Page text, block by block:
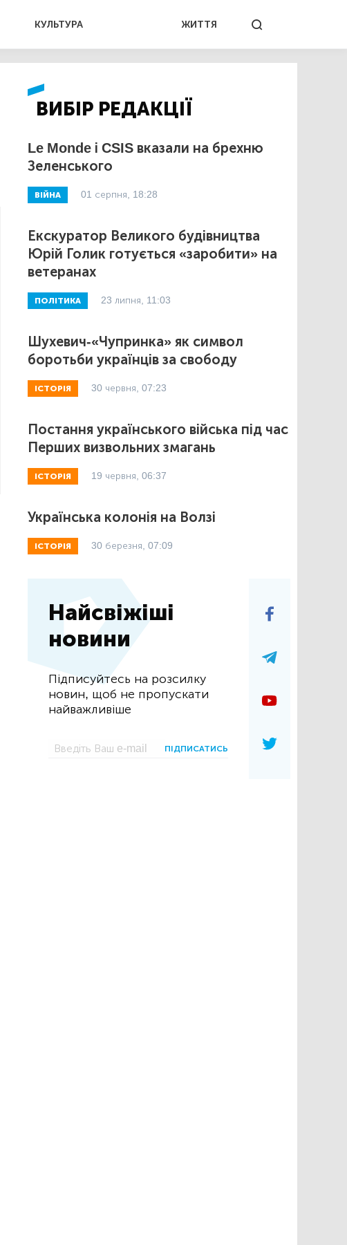
КУЛЬТУРА ЖИТТЯ
ВИБІР РЕДАКЦІЇ
Le Monde і CSIS вказали на брехню
Зеленського
ВІЙНА 01 серпня, 18:28
Екскуратор Великого будівництва
Юрій Голик готується «заробити» на
ветеранах
ПОЛІТИКА 23 липня, 11:03
Шухевич-«Чупринка» як символ
боротьби українців за свободу
ІСТОРІЯ 30 червня, 07:23
Постання українського війська під час
Перших визвольних змагань
ІСТОРІЯ 19 червня, 06:37
Українська колонія на Волзі
ІСТОРІЯ 30 березня, 07:09
Найсвіжіші
новини
Підписуйтесь на розсилку
новин, щоб не пропускати
найважливіше
ПІДПИСАТИСЬ